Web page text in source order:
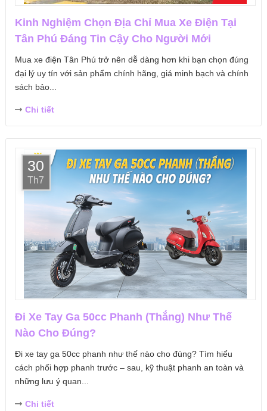
Kinh Nghiệm Chọn Địa Chỉ Mua Xe Điện Tại
Tân Phú Đáng Tin Cậy Cho Người Mới
Mua xe điện Tân Phú trở nên dễ dàng hơn khi bạn chọn đúng
đại lý uy tín với sản phẩm chính hãng, giá minh bạch và chính
sách bảo...
Chi tiết
30
Th7
Đi Xe Tay Ga 50cc Phanh (Thắng) Như Thế
Nào Cho Đúng?
Đi xe tay ga 50cc phanh như thế nào cho đúng? Tìm hiểu
cách phối hợp phanh trước – sau, kỹ thuật phanh an toàn và
những lưu ý quan...
Chi tiết